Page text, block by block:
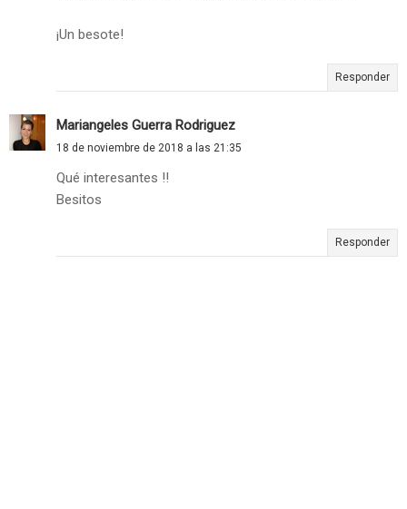
¡Un besote!
Responder
Mariangeles Guerra Rodriguez
18 de noviembre de 2018 a las 21:35
Qué interesantes !!
Besitos
Responder